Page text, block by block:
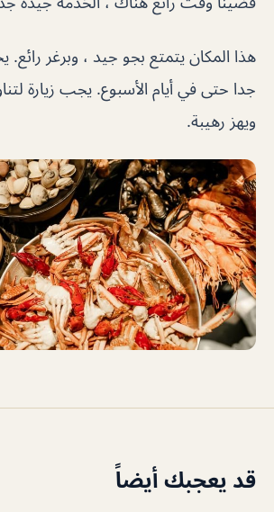
هذا المكان يتمتع بجو جيد ، وبرغر
جدا حتى في أيام الأسبوع. يجب زيارة
ويهز رهيبة.
قد يعجبك أيضاً